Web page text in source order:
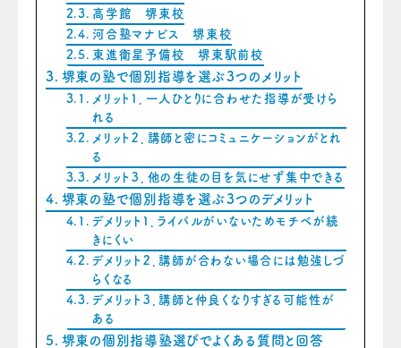
高学館 堺東校
河合塾マナビス 堺東校
東進衛星予備校 堺東駅前校
堺東の塾で個別指導を選ぶ３つのメリット
メリット１．一人ひとりに合わせた指導が受けら
れる
メリット２．講師と密にコミュニケーションがとれ
る
メリット３．他の生徒の目を気にせず集中できる
堺東の塾で個別指導を選ぶ３つのデメリット
デメリット１．ライバルがいないためモチベが続
きにくい
デメリット２．講師が合わない場合には勉強しづ
らくなる
デメリット３．講師と仲良くなりすぎる可能性が
ある
堺東の個別指導塾選びでよくある質問と回答